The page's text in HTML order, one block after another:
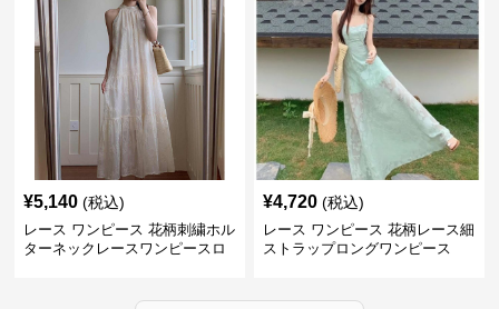
¥5,140 (税込)
レース ワンピース 花柄刺繍ホル
ターネックレースワンピースロ
¥4,720 (税込)
レース ワンピース 花柄レース細
ストラップロングワンピース